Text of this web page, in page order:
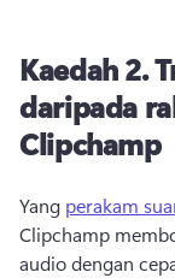
Kaedah 2.
daripada
Clipchamp
Yang perakam
Clipchamp
audio dengan